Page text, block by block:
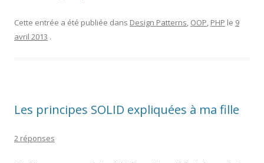
Cette entrée a été publiée dans Design Patterns, OOP, PHP le 9
avril 2013 .
Les principes SOLID expliquées à ma fille
2 réponses